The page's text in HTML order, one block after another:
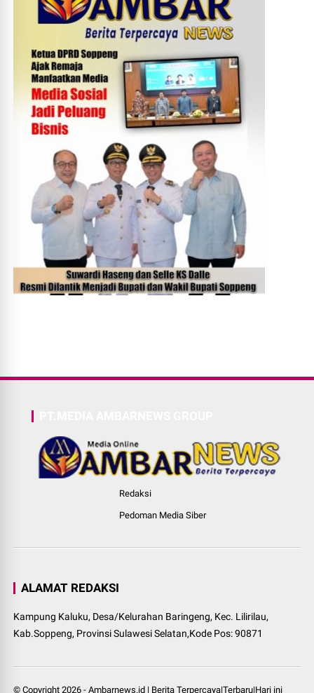
Redaksi
Pedoman Media Siber
ALAMAT REDAKSI
Kampung Kaluku, Desa/Kelurahan Baringeng, Kec. Lilirilau,
Kab.Soppeng, Provinsi Sulawesi Selatan,Kode Pos: 90871
© Copyright2026 -Ambarnews.id | Berita Terpercaya|Terbaru|Hari ini